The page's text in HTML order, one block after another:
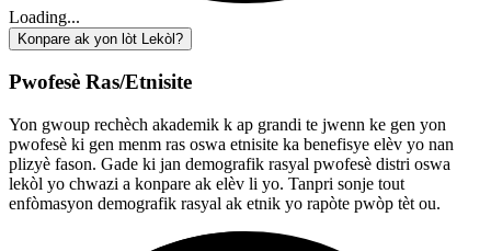
Loading...
Konpare ak yon lòt Lekòl?
Pwofesè Ras/Etnisite
Yon gwoup rechèch akademik k ap grandi te jwenn ke gen yon
pwofesè ki gen menm ras oswa etnisite ka benefisye elèv yo nan
plizyè fason. Gade ki jan demografik rasyal pwofesè distri oswa
lekòl yo chwazi a konpare ak elèv li yo. Tanpri sonje tout
enfòmasyon demografik rasyal ak etnik yo rapòte pwòp tèt ou.